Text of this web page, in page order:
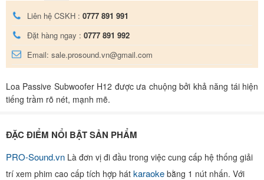
Liên hệ CSKH : 0777 891 991
Đặt hàng ngay : 0777 891 992
Email: sale.prosound.vn@gmail.com
Loa Passive Subwoofer H12 được ưa chuộng bởi khả năng tái hiện
tiếng trầm rõ nét, mạnh mẽ.
ĐẶC ĐIỂM NỔI BẬT SẢN PHẨM
PRO-Sound.vn Là đơn vị đi đầu trong việc cung cấp hệ thống giải
trí xem phim cao cấp tích hợp hát karaoke bằng 1 nút nhấn. Với